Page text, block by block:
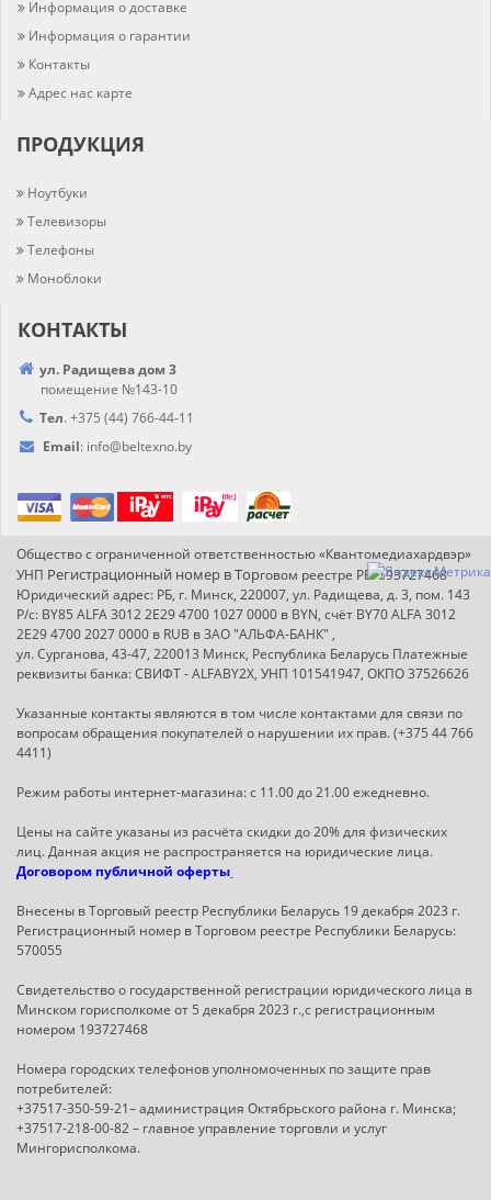
Информация о доставке
Информация о гарантии
Контакты
Адрес нас карте
ПРОДУКЦИЯ
Ноутбуки
Телевизоры
Телефоны
Моноблоки
КОНТАКТЫ
ул. Радищева дом 3
помещение №143-10
Тел. +375 (44) 766-44-11
Email: info@beltexno.by
Общество с ограниченной ответственностью «Квантомедиахардвэр»
УНП Регистрационный номер в Торговом реестре РБ: 193727468
Юридический адрес: РБ, г. Минск, 220007, ул. Радищева, д. 3, пом. 143
Р/с: BY85 ALFA 3012 2E29 4700 1027 0000 в BYN, счёт BY70 ALFA 3012
2E29 4700 2027 0000 в RUB в ЗАО "АЛЬФА-БАНК" ,
ул. Сурганова, 43-47, 220013 Минск, Республика Беларусь Платежные
реквизиты банка: СВИФТ - ALFABY2X, УНП 101541947, ОКПО 37526626
Указанные контакты являются в том числе контактами для связи по
вопросам обращения покупателей о нарушении их прав. (+375 44 766
4411)
Режим работы интернет-магазина: с 11.00 до 21.00 ежедневно.
Цены на сайте указаны из расчёта скидки до 20% для физических
лиц. Данная акция не распространяется на юридические лица.
Договором публичной оферты
Внесены в Торговый реестр Республики Беларусь 19 декабря 2023 г.
Регистрационный номер в Торговом реестре Республики Беларусь:
570055
Свидетельство о государственной регистрации юридического лица в
Минском горисполкоме от 5 декабря 2023 г.,с регистрационным
номером 193727468
Номера городских телефонов уполномоченных по защите прав
потребителей:
+37517-350-59-21– администрация Октябрьского района г. Минска;
+37517-218-00-82 – главное управление торговли и услуг
Мингорисполкома.